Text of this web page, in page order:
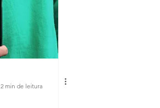
2 min de leitura